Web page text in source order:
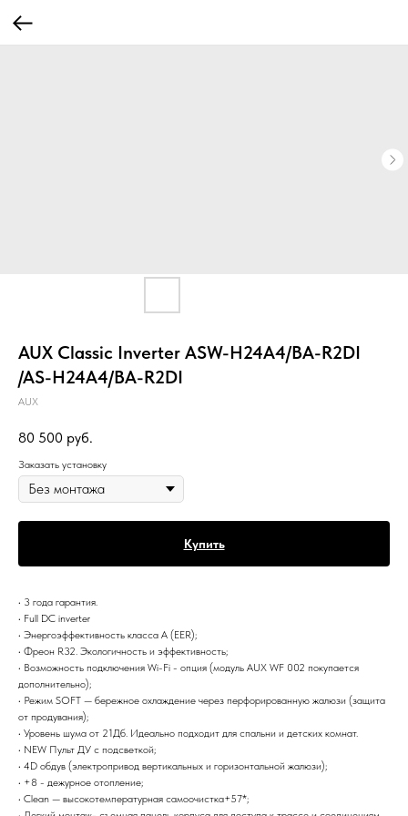
AUX Classic Inverter ASW-H24A4/BA-R2DI
/AS-H24A4/BA-R2DI
AUX
80 500 руб.
Заказать установку
Купить
• 3 года гарантия.
• Full DC inverter
• Энергоэффективность класса А (EER);
• Фреон R32. Экологичность и эффективность;
• Возможность подключения Wi-Fi - опция (модуль AUX WF 002 покупается
дополнительно);
• Режим SOFT — бережное охлаждение через перфорированную жалюзи (защита
от продувания);
• Уровень шума от 21Дб. Идеально подходит для спальни и детских комнат.
• NEW Пульт ДУ с подсветкой;
• 4D обдув (электропривод вертикальных и горизонтальной жалюзи);
• +8 - дежурное отопление;
• Clean — высокотемпературная самоочистка+57*;